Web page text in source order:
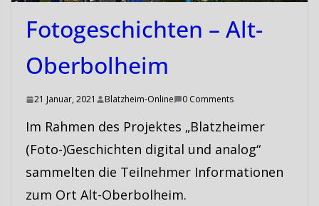
Fotogeschichten – Alt-
Oberbolheim
21 Januar, 2021 Blatzheim-Online 0 Comments
Im Rahmen des Projektes „Blatzheimer
(Foto-)Geschichten digital und analog“
sammelten die Teilnehmer Informationen
zum Ort Alt-Oberbolheim.